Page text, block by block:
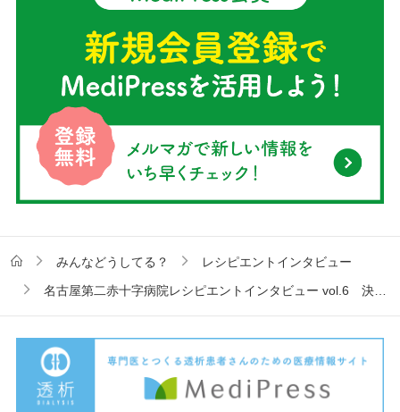
みんなどうしてる？
レシピエントインタビュー
名古屋第二赤十字病院レシピエントインタビュー vol.6 決して諦めない心